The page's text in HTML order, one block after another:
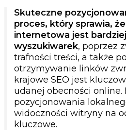
Skuteczne
proces, który sprawia,
internetowa jest
wyszukiwarek, poprzez
trafności treści, a także
otrzymywanie linków
krajowe SEO jest
udanej obecności online.
pozycjonowania
widoczności witryny na
kluczowe.